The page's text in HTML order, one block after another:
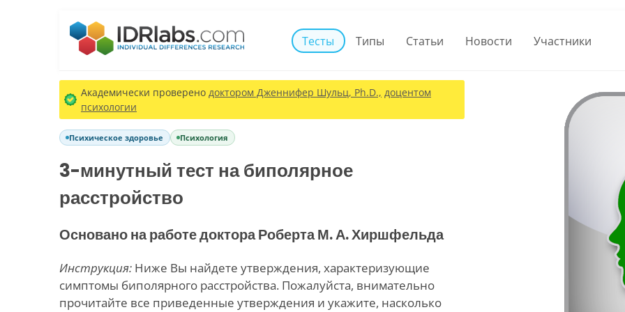
Тесты Типы Статьи Новости Участники
Академически проверено доктором Дженнифер Шульц, Ph.D., доцентом
психологии
Психическое здоровье Психология
3-минутный тест на биполярное
расстройство
Основано на работе доктора Роберта М. А. Хиршфельда
Инструкция: Ниже Вы найдете утверждения, характеризующие
симптомы биполярного расстройства. Пожалуйста, внимательно
прочитайте все приведенные утверждения и укажите, насколько